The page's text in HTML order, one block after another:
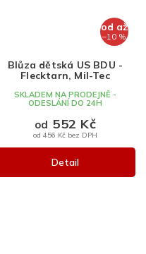
od až
–10 %
Blůza dětská US BDU -
Flecktarn, Mil-Tec
SKLADEM NA PRODEJNĚ -
ODESLÁNÍ DO 24H
od 456 Kč bez DPH
od 552 Kč
Detail